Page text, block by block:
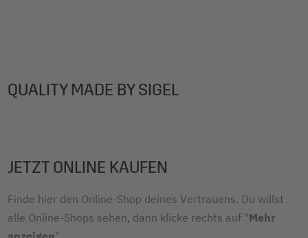
QUALITY MADE BY SIGEL
JETZT ONLINE KAUFEN
Finde hier den Online-Shop deines Vertrauens. Du willst
alle Online-Shops sehen, dann klicke rechts auf "Mehr